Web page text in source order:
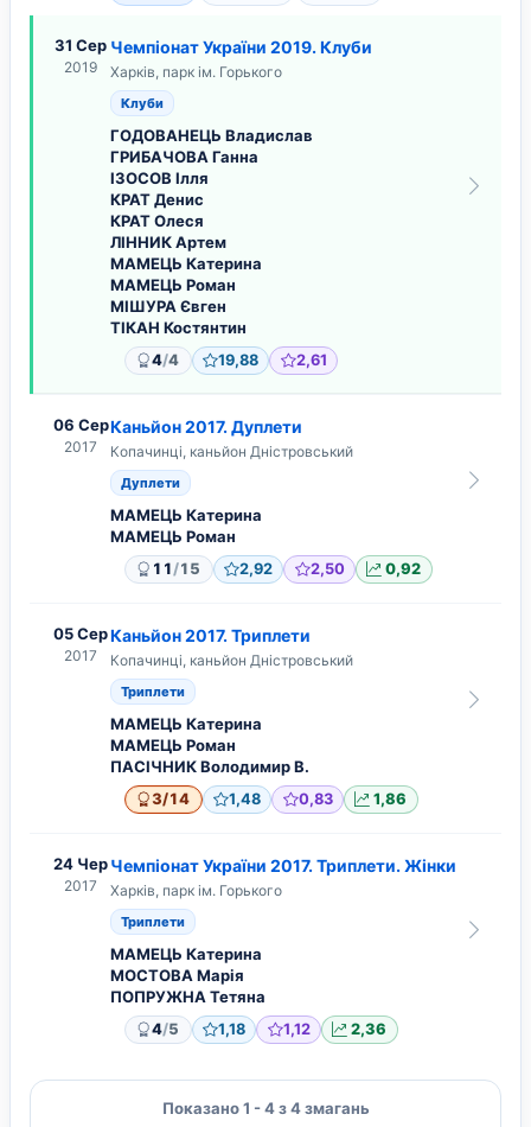
31 Сер
2019
Чемпіонат України 2019. Клуби
Харків, парк ім. Горького
Клуби
ГОДОВАНЕЦЬ Владислав
ГРИБАЧОВА Ганна
ІЗОСОВ Ілля
КРАТ Денис
КРАТ Олеся
ЛІННИК Артем
МАМЕЦЬ Катерина
МАМЕЦЬ Роман
МІШУРА Євген
ТІКАН Костянтин
4/4 19,88 2,61
06 Сер
2017
Каньйон 2017. Дуплети
Копачинці, каньйон Дністровський
Дуплети
МАМЕЦЬ Катерина
МАМЕЦЬ Роман
11/15 2,92 2,50 0,92
05 Сер
2017
Каньйон 2017. Триплети
Копачинці, каньйон Дністровський
Триплети
МАМЕЦЬ Катерина
МАМЕЦЬ Роман
ПАСІЧНИК Володимир В.
3/14 1,48 0,83 1,86
24 Чер
2017
Чемпіонат України 2017. Триплети. Жiнки
Харків, парк ім. Горького
Триплети
МАМЕЦЬ Катерина
МОСТОВА Марія
ПОПРУЖНА Тетяна
4/5 1,18 1,12 2,36
Показано 1 - 4 з 4 змагань